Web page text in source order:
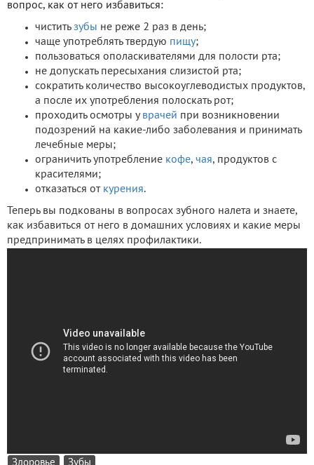
вопрос, как от него избавиться:
чистить зубы не реже 2 раз в день;
чаще употреблять твердую пищу;
пользоваться ополаскивателями для полости рта;
не допускать пересыхания слизистой рта;
сократить количество высокоуглеводистых продуктов,
а после их употребления полоскать рот;
проходить осмотры у врачей при возникновении
подозрений на какие-либо заболевания и принимать
лечебные меры;
ограничить употребление кофе, чая, продуктов с
красителями;
отказаться от курения.
Теперь вы подкованы в вопросах зубного налета и знаете,
как избавиться от него в домашних условиях и какие меры
предпринимать в целях профилактики.
Здоровье Зубы